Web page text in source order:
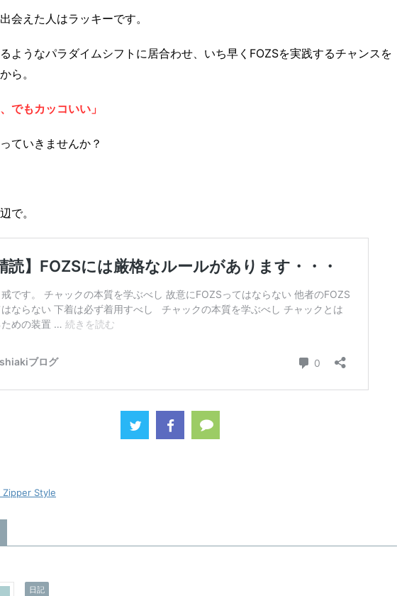
会えた人はラッキーです。
ようなパラダイムシフトに居合わせ、いち早くFOZSを実践するチャンスを
ら。
でもカッコいい」
ていきませんか？
で。
Zipper Style
日記